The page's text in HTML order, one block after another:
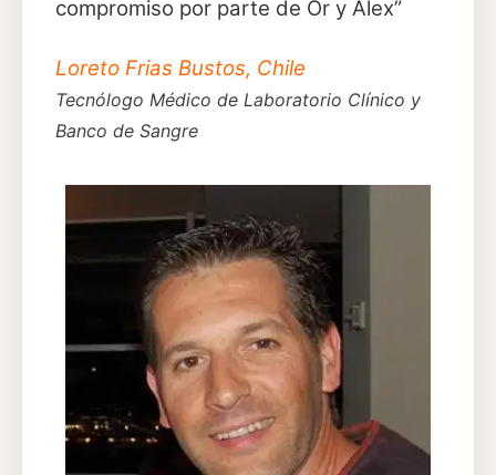
compromiso por parte de Or y Álex”
Loreto Frias Bustos, Chile
Tecnólogo Médico de Laboratorio Clínico y
Banco de Sangre